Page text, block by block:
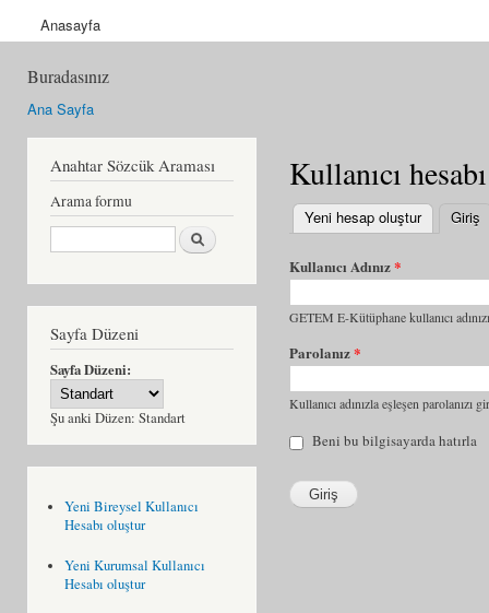
Anasayfa
Buradasınız
Ana Sayfa
Anahtar Sözcük Araması
Arama formu
Ara
Sayfa Düzeni
Sayfa Düzeni:
Şu anki Düzen: Standart
Yeni Bireysel Kullanıcı
Hesabı oluştur
Yeni Kurumsal Kullanıcı
Hesabı oluştur
Kullanıcı hesabı
Yeni hesap oluştur Giriş
Kullanıcı Adınız*
GETEM E-Kütüphane kullanıcı
Parolanız*
Kullanıcı adınızla eşleşen parolanızı
Beni bu bilgisayarda hatırla